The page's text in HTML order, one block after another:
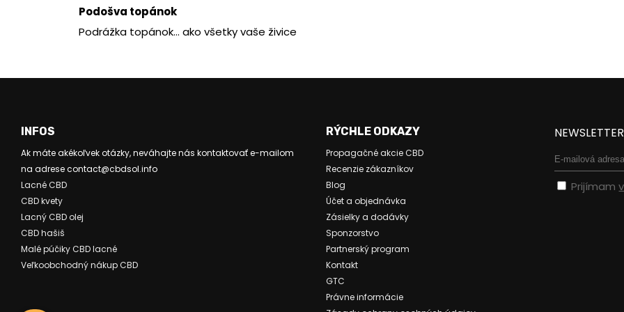
Podošva topánok
Podrážka topánok... ako všetky vaše živice
INFOS
Ak máte akékoľvek otázky, neváhajte nás kontaktovať e-mailom
na adrese contact@cbdsol.info
Lacné CBD
CBD kvety
Lacný CBD olej
CBD hašiš
Malé púčiky CBD lacné
Veľkoobchodný nákup CBD
RÝCHLE ODKAZY
Propagačné akcie CBD
Recenzie zákazníkov
Blog
Účet a objednávka
Zásielky a dodávky
Sponzorstvo
Partnerský program
Kontakt
GTC
Právne informácie
NEWSLETTER
Prijímam